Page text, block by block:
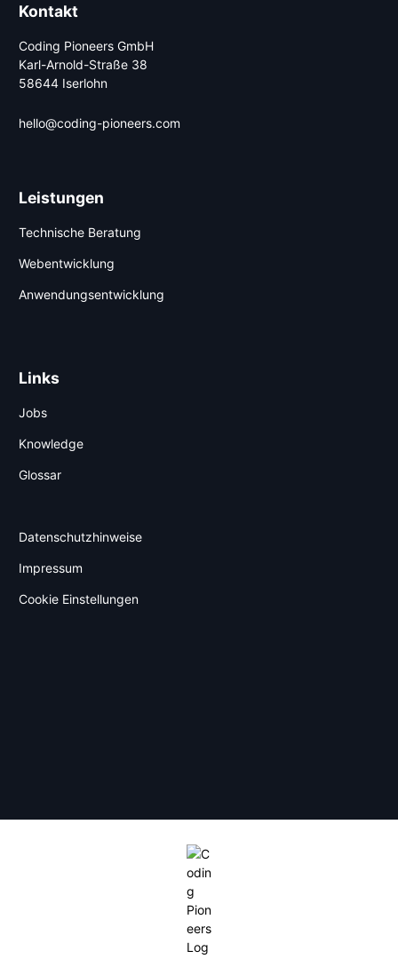
Kontakt
Coding Pioneers GmbH
Karl-Arnold-Straße 38
58644 Iserlohn
hello@coding-pioneers.com
Leistungen
Technische Beratung
Webentwicklung
Anwendungsentwicklung
Links
Jobs
Knowledge
Glossar
Datenschutzhinweise
Impressum
Cookie Einstellungen